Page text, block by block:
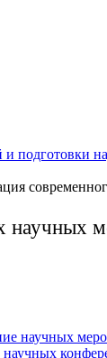
подготовки
научных